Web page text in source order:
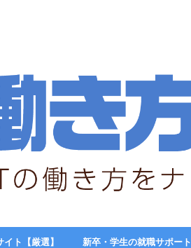
ト【厳選】 新卒・学生の就職サポート